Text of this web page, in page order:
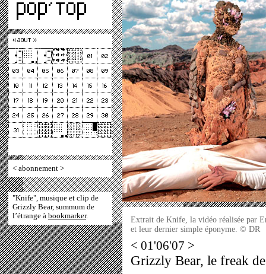
< abonnement >
"Knife", musique et clip de
Grizzly Bear, summum de
l’étrange à bookmarker.
Extrait de Knife, la vidéo réalisée par
et leur dernier simple éponyme. © DR
< 01'06'07 >
Grizzly Bear, le freak